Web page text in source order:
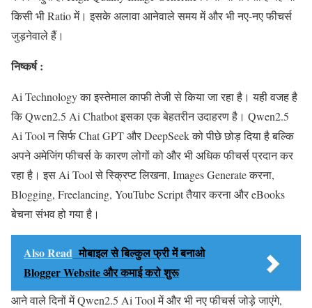
किसी भी Ratio में। इसके अलावा आनेवाले समय में और भी नए-नए फीचर्स
जुड़नेवाले हैं।
निष्कर्ष :
Ai Technology का इस्तेमाल काफी तेजी से किया जा रहा है। यही वजह है
कि Qwen2.5 Ai Chatbot इसका एक बेहतरीन उदाहरण है। Qwen2.5
Ai Tool न सिर्फ Chat GPT और DeepSeek को पीछे छोड़ दिया है बल्कि
अपने अमेजिंग फीचर्स के कारण लोगों को और भी अधिक फीचर्स प्रदान कर
रहा है। इस Ai Tool से स्क्रिप्ट लिखना, Images Generate करना,
Blogging, Freelancing, YouTube Script तैयार करना और eBooks
बेचना संभव हो गया है।
Also Read मोबाइल से बिल्कुल फ्री में बनाओ
Blogger Website और कमाई करो शुरू
आने वाले दिनों में Qwen2.5 Ai Tool में और भी नए फीचर्स जोड़े जाएंगे,